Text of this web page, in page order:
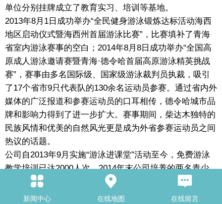
单位分别挂牌成立了教育实习、培训等基地。
2013年8月1日成功举办“全民健身游泳锻炼达标活动海西
地区启动仪式暨海西州首届游泳比赛”，比赛填补了青海
省室内游泳赛事的空白；2014年8月8日成功举办“全国高
原成人游泳邀请赛暨青海·德令哈首届高原游泳精英挑战
赛”，赛事由多名国际级、国家级游泳裁判员执裁，吸引
了17个省市9只代表队的130余名运动员参赛。通过省内外
媒体的广泛报道和参赛运动员的口耳相传，德令哈城市品
牌和影响力得到了进一步扩大。赛事期间，柴达木独特的
民族风情和优美的自然风光更是成为外省参赛运动员之间
热议的话题。
公司自2013年9月实施“游泳进课堂”活动至今，免费游泳
教学培训已达2000人次。2014年末公司培养的两名青少
年运动员分别被安徽省游泳队及铜陵市游泳队录取，填补
了青海省竞技游泳训练“零输送”的空白。
新闻中心 在线地图 在线留言